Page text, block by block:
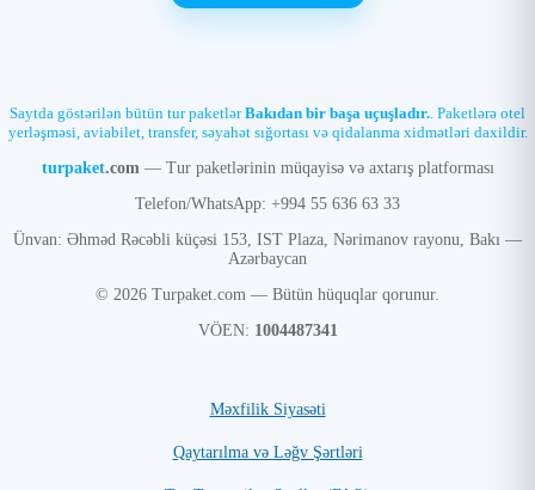
Saytda göstərilən bütün tur paketlərBakıdan bir başa uçuşladır.. Paketlərə otel
yerləşməsi, aviabilet, transfer, səyahət sığortası və qidalanma xidmətləri daxildir.
turpaket.com— Tur paketlərinin müqayisə və axtarış platforması
Telefon/WhatsApp: +994 55 636 63 33
Ünvan: Əhməd Rəcəbli küçəsi 153, IST Plaza, Nərimanov rayonu, Bakı —
Azərbaycan
© 2026 Turpaket.com — Bütün hüquqlar qorunur.
VÖEN: 1004487341
Məxfilik Siyasəti
Qaytarılma və Ləğv Şərtləri